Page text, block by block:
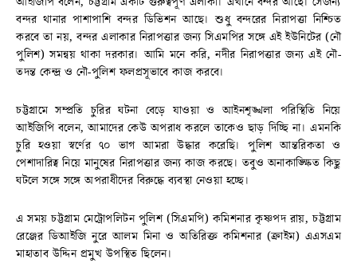
বন্দর থানার পাশাপাশি বন্দর ডিভিশন আছে। শুধু বন্দরের নিরাপত্তা নিশ্চিত
করবে তা নয়, বন্দর এলাকার নিরাপত্তার জন্য সিএমপির সঙ্গে এই ইউনিটের (নৌ
পুলিশ) সমন্বয় থাকা দরকার। আমি মনে করি, নদীর নিরাপত্তার জন্য এই নৌ-
তদন্ত কেন্দ্র ও নৌ-পুলিশ ফলপ্রসূভাবে কাজ করবে।
চট্টগ্রামে সম্প্রতি চুরির ঘটনা বেড়ে যাওয়া ও আইনশৃঙ্খলা পরিস্থিতি নিয়ে
আইজিপি বলেন, আমাদের কেউ অপরাধ করলে তাকেও ছাড় দিচ্ছি না। এমনকি
চুরি হওয়া স্বর্ণের ৭০ ভাগ আমরা উদ্ধার করেছি। পুলিশ আন্তরিকতা ও
পেশাদারিত্ব নিয়ে মানুষের নিরাপত্তার জন্য কাজ করছে। তবুও অনাকাঙ্ক্ষিত কিছু
ঘটলে সঙ্গে সঙ্গে অপরাধীদের বিরুদ্ধে ব্যবস্থা নেওয়া হচ্ছে।
এ সময় চট্টগ্রাম মেট্রোপলিটন পুলিশ (সিএমপি) কমিশনার কৃষ্ণপদ রায়, চট্টগ্রাম
রেঞ্জের ডিআইজি নুরে আলম মিনা ও অতিরিক্ত কমিশনার (ক্রাইম) এএসএম
মাহাতাব উদ্দিন প্রমুখ উপস্থিত ছিলেন।